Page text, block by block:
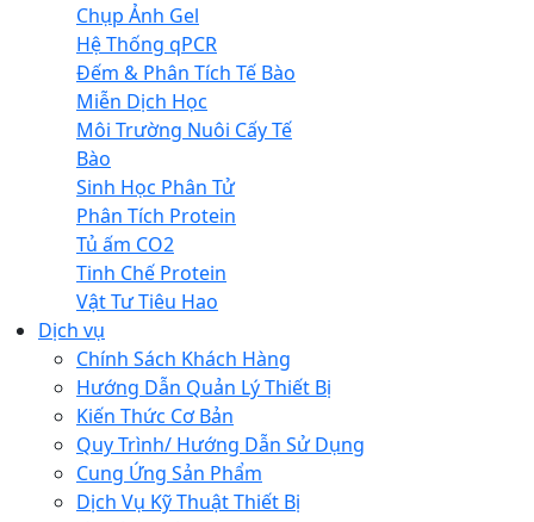
Chụp Ảnh Gel
Hệ Thống qPCR
Đếm & Phân Tích Tế Bào
Miễn Dịch Học
Môi Trường Nuôi Cấy Tế
Bào
Sinh Học Phân Tử
Phân Tích Protein
Tủ ấm CO2
Tinh Chế Protein
Vật Tư Tiêu Hao
Dịch vụ
Chính Sách Khách Hàng
Hướng Dẫn Quản Lý Thiết Bị
Kiến Thức Cơ Bản
Quy Trình/ Hướng Dẫn Sử Dụng
Cung Ứng Sản Phẩm
Dịch Vụ Kỹ Thuật Thiết Bị